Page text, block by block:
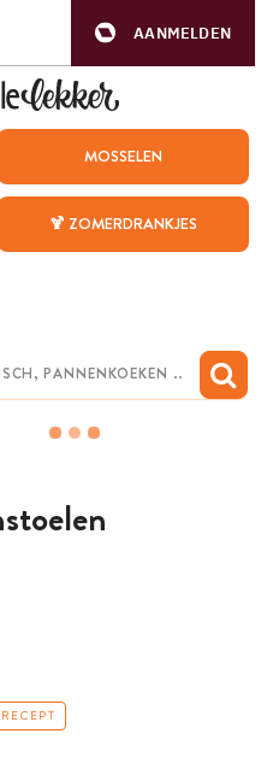
AANMELDEN
MOSSELEN
🍹 ZOMERDRANKJES